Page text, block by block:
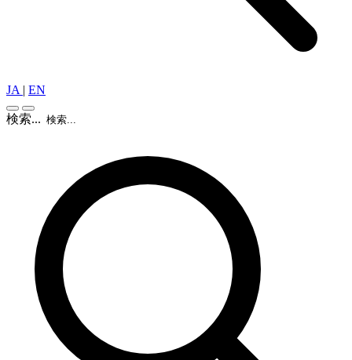
JA | EN
検索...